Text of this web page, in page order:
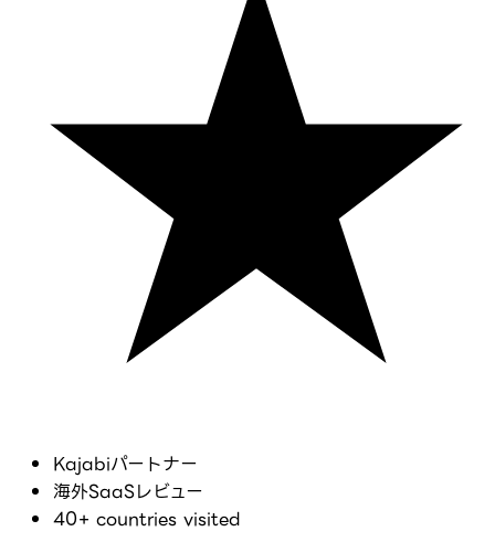
Kajabiパートナー
海外SaaSレビュー
40+ countries visited